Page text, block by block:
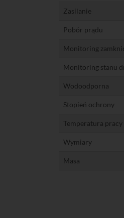
Zasilanie
Pobór prądu
Monitoring
Monitoring stanu
Wodoodporna
Stopień ochrony
Temperatura pracy
Wymiary
Masa